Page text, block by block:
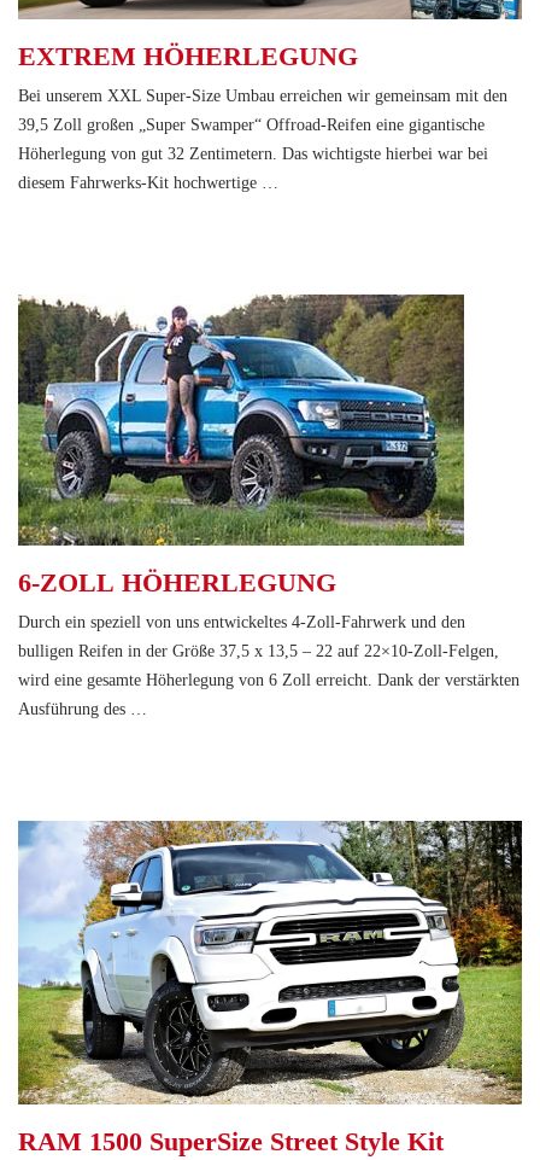
EXTREM HÖHERLEGUNG
Bei unserem XXL Super-Size Umbau erreichen wir gemeinsam mit den
39,5 Zoll großen „Super Swamper“ Offroad-Reifen eine gigantische
Höherlegung von gut 32 Zentimetern. Das wichtigste hierbei war bei
diesem Fahrwerks-Kit hochwertige …
6-ZOLL HÖHERLEGUNG
Durch ein speziell von uns entwickeltes 4-Zoll-Fahrwerk und den
bulligen Reifen in der Größe 37,5 x 13,5 – 22 auf 22×10-Zoll-Felgen,
wird eine gesamte Höherlegung von 6 Zoll erreicht. Dank der verstärkten
Ausführung des …
RAM 1500 SuperSize Street Style Kit